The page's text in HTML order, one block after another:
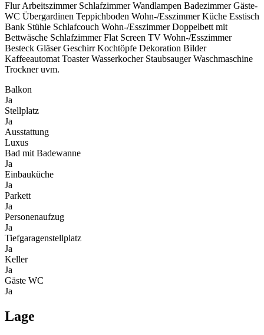
Flur Arbeitszimmer Schlafzimmer Wandlampen Badezimmer Gäste-
WC Übergardinen Teppichboden Wohn-/Esszimmer Küche Esstisch
Bank Stühle Schlafcouch Wohn-/Esszimmer Doppelbett mit
Bettwäsche Schlafzimmer Flat Screen TV Wohn-/Esszimmer
Besteck Gläser Geschirr Kochtöpfe Dekoration Bilder
Kaffeeautomat Toaster Wasserkocher Staubsauger Waschmaschine
Trockner uvm.
Balkon
Ja
Stellplatz
Ja
Ausstattung
Luxus
Bad mit Badewanne
Ja
Einbauküche
Ja
Parkett
Ja
Personenaufzug
Ja
Tiefgaragenstellplatz
Ja
Keller
Ja
Gäste WC
Ja
Lage